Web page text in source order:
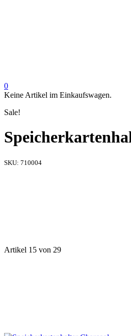
0
Keine Artikel im Einkaufswagen.
Sale!
SKU: 710004
Artikel 15 von 29